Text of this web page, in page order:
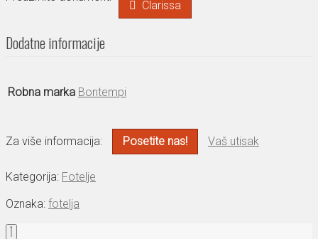
Clarissa
Dodatne informacije
Robna marka Bontempi
Za više informacija: Posetite nas! Vaš utisak
Kategorija: Fotelje
Oznaka: fotelja